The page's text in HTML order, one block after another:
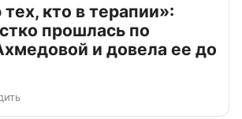
кто в терапии»:
прошлась по
и довела ее до